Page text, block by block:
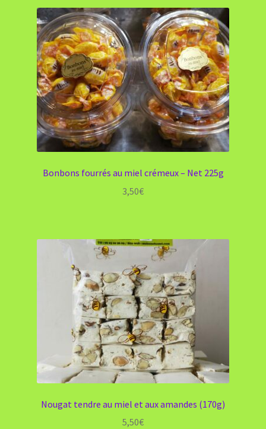
Bonbons fourrés au miel crémeux – Net 225g
3,50€
Nougat tendre au miel et aux amandes (170g)
5,50€